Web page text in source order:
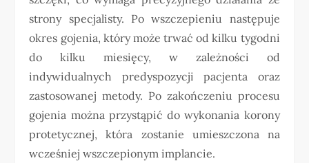
strony specjalisty. Po wszczepieniu następuje
okres gojenia, który może trwać od kilku tygodni
do kilku miesięcy, w zależności od
indywidualnych predyspozycji pacjenta oraz
zastosowanej metody. Po zakończeniu procesu
gojenia można przystąpić do wykonania korony
protetycznej, która zostanie umieszczona na
wcześniej wszczepionym implancie.